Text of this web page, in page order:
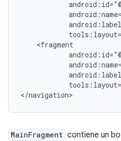
MainFragment contiene un